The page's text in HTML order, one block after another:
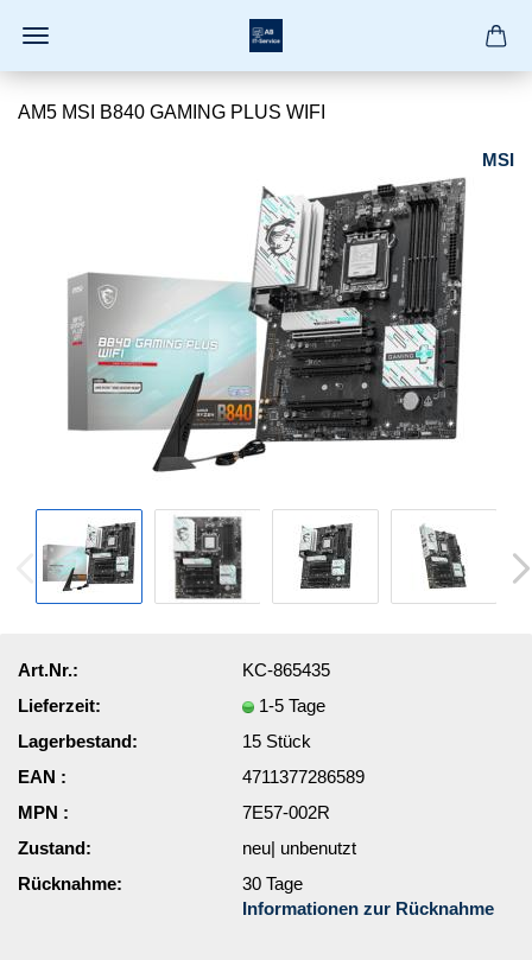
AM5 MSI B840 GAMING PLUS WIFI
MSI
Art.Nr.:
KC-865435
Lieferzeit:
1-5 Tage
Lagerbestand:
15 Stück
EAN :
4711377286589
MPN :
7E57-002R
Zustand:
neu| unbenutzt
Rücknahme:
30 Tage
Informationen zur Rücknahme